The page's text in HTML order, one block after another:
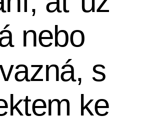
nebo
s
ke